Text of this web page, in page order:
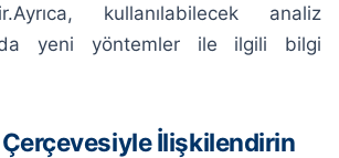
kullanılabilecek analiz
yeni yöntemler ile ilgili bilgi
İlişkilendirin